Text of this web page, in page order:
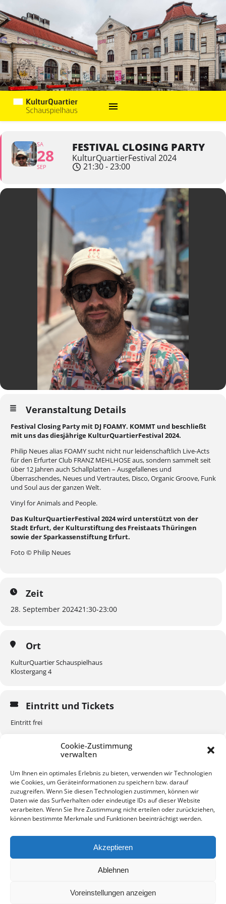
Cookie-Zustimmung
verwalten
Um Ihnen ein optimales Erlebnis zu bieten, verwenden wir Technologien
wie Cookies, um Geräteinformationen zu speichern bzw. darauf
zuzugreifen. Wenn Sie diesen Technologien zustimmen, können wir
Daten wie das Surfverhalten oder eindeutige IDs auf dieser Website
verarbeiten. Wenn Sie Ihre Zustimmung nicht erteilen oder zurückziehen,
können bestimmte Merkmale und Funktionen beeinträchtigt werden.
Akzeptieren
Ablehnen
Voreinstellungen anzeigen
SA
28
SEP
FESTIVAL CLOSING PARTY
KulturQuartierFestival 2024
21:30 - 23:00
Veranstaltung Details
Festival Closing Party mit DJ FOAMY. KOMMT und beschließt
mit uns das diesjährige KulturQuartierFestival 2024.
Philip Neues alias FOAMY sucht nicht nur leidenschaftlich Live-Acts
für den Erfurter Club FRANZ MEHLHOSE aus, sondern sammelt seit
über 12 Jahren auch Schallplatten – Ausgefallenes und
Überraschendes, Neues und Vertrautes, Disco, Organic Groove, Funk
und Soul aus der ganzen Welt.
Vinyl for Animals and People.
Das KulturQuartierFestival 2024 wird unterstützt von der
Stadt Erfurt, der Kulturstiftung des Freistaats Thüringen
sowie der Sparkassenstiftung Erfurt.
Foto © Philip Neues
Zeit
28. September 202421:30-23:00
Ort
KulturQuartier Schauspielhaus
Klostergang 4
Eintritt und Tickets
Eintritt frei
KALENDER GOOGLEKALENDER
Impressum Datenschutz